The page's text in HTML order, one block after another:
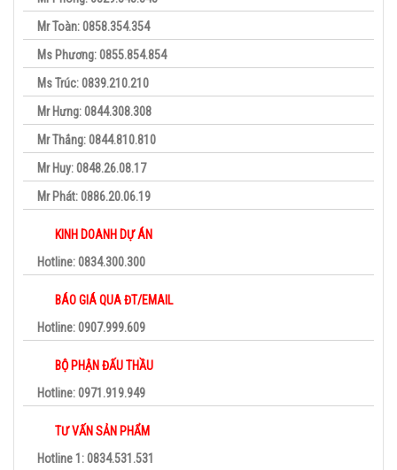
Mr Toàn: 0858.354.354
Ms Phương: 0855.854.854
Ms Trúc: 0839.210.210
Mr Hưng: 0844.308.308
Mr Thắng: 0844.810.810
Mr Huy: 0848.26.08.17
Mr Phát: 0886.20.06.19
KINH DOANH DỰ ÁN
Hotline: 0834.300.300
BÁO GIÁ QUA ĐT/EMAIL
Hotline: 0907.999.609
BỘ PHẬN ĐẤU THẦU
Hotline: 0971.919.949
TƯ VẤN SẢN PHẨM
Hotline 1: 0834.531.531